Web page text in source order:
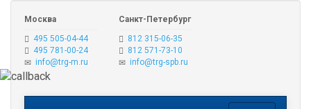
Москва
495 505-04-44
495 781-00-24
info@trg-m.ru
Санкт-Петербург
812 315-06-35
812 571-73-10
info@trg-spb.ru